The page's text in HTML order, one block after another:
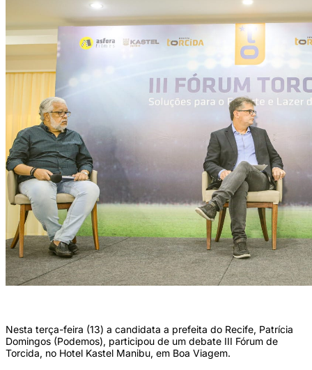
Nesta terça-feira (13) a candidata a prefeita do Recife, Patrícia
Domingos (Podemos), participou de um debate III Fórum de
Torcida, no Hotel Kastel Manibu, em Boa Viagem.